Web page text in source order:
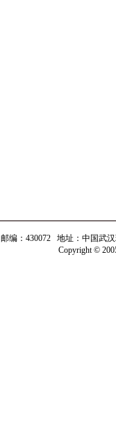
邮编：430072 地址：中国武
Copyright ©